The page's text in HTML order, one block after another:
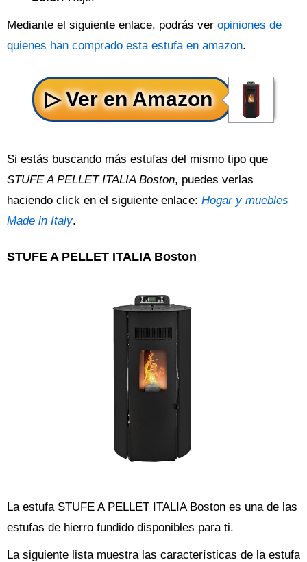
Mediante el siguiente enlace, podrás ver opiniones de
quienes han comprado esta estufa en amazon.
Si estás buscando más estufas del mismo tipo que
STUFE A PELLET ITALIA Boston, puedes verlas
haciendo click en el siguiente enlace: Hogar y muebles
Made in Italy.
STUFE A PELLET ITALIA Boston
La estufa STUFE A PELLET ITALIA Boston es una de las
estufas de hierro fundido disponibles para ti.
La siguiente lista muestra las características de la estufa